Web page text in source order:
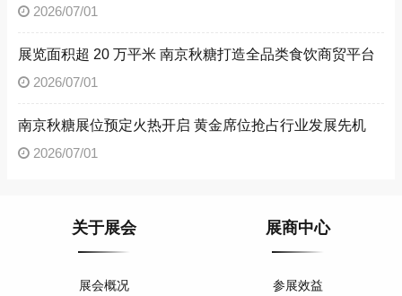
2026/07/01
展览面积超 20 万平米 南京秋糖打造全品类食饮商贸平台
2026/07/01
南京秋糖展位预定火热开启 黄金席位抢占行业发展先机
2026/07/01
关于展会
展会概况
展商中心
参展效益